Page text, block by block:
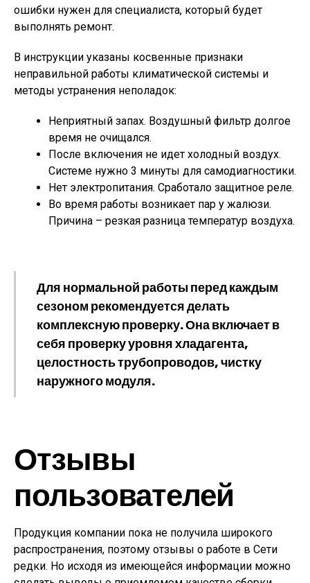
ошибки нужен для специалиста, который будет
выполнять ремонт.
В инструкции указаны косвенные признаки
неправильной работы климатической системы и
методы устранения неполадок:
Неприятный запах. Воздушный фильтр долгое
время не очищался.
После включения не идет холодный воздух.
Системе нужно 3 минуты для самодиагностики.
Нет электропитания. Сработало защитное реле.
Во время работы возникает пар у жалюзи.
Причина – резкая разница температур воздуха.
Для нормальной работы перед каждым
сезоном рекомендуется делать
комплексную проверку. Она включает в
себя проверку уровня хладагента,
целостность трубопроводов, чистку
наружного модуля.
Отзывы
пользователей
Продукция компании пока не получила широкого
распространения, поэтому отзывы о работе в Сети
редки. Но исходя из имеющейся информации можно